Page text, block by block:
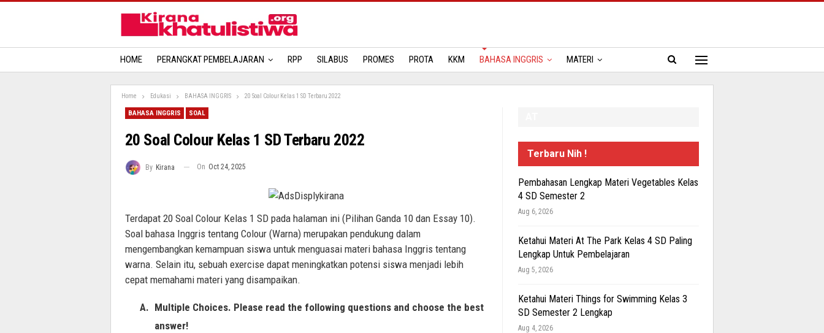
HOME PERANGKAT PEMBELAJARAN RPP SILABUS PROMES PROTA KKM BAHASA INGGRIS MATERI
Home Edukasi BAHASA INGGRIS 20 Soal Colour Kelas 1 SD Terbaru 2022
BAHASA INGGRIS SOAL
20 Soal Colour Kelas 1 SD Terbaru 2022
By Kirana On Oct 24, 2025
Terdapat 20 Soal Colour Kelas 1 SD pada halaman ini (Pilihan Ganda 10 dan Essay 10).
Soal bahasa Inggris tentang Colour (Warna) merupakan pendukung dalam
mengembangkan kemampuan siswa untuk menguasai materi bahasa Inggris tentang
warna. Selain itu, sebuah exercise dapat meningkatkan potensi siswa menjadi lebih
cepat memahami materi yang disampaikan.
A. Multiple Choices. Please read the following questions and choose the best
answer!
Terbaru Nih !
Pembahasan Lengkap Materi Vegetables Kelas
4 SD Semester 2
Aug 6, 2026
Ketahui Materi At The Park Kelas 4 SD Paling
Lengkap Untuk Pembelajaran
Aug 5, 2026
Ketahui Materi Things for Swimming Kelas 3
SD Semester 2 Lengkap
Aug 4, 2026